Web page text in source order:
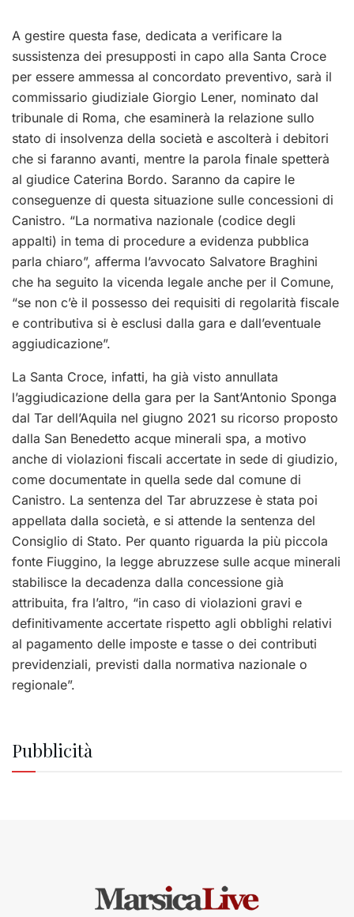
A gestire questa fase, dedicata a verificare la
sussistenza dei presupposti in capo alla Santa Croce
per essere ammessa al concordato preventivo, sarà il
commissario giudiziale Giorgio Lener, nominato dal
tribunale di Roma, che esaminerà la relazione sullo
stato di insolvenza della società e ascolterà i debitori
che si faranno avanti, mentre la parola finale spetterà
al giudice Caterina Bordo. Saranno da capire le
conseguenze di questa situazione sulle concessioni di
Canistro. “La normativa nazionale (codice degli
appalti) in tema di procedure a evidenza pubblica
parla chiaro”, afferma l’avvocato Salvatore Braghini
che ha seguito la vicenda legale anche per il Comune,
“se non c’è il possesso dei requisiti di regolarità fiscale
e contributiva si è esclusi dalla gara e dall’eventuale
aggiudicazione”.
La Santa Croce, infatti, ha già visto annullata
l’aggiudicazione della gara per la Sant’Antonio Sponga
dal Tar dell’Aquila nel giugno 2021 su ricorso proposto
dalla San Benedetto acque minerali spa, a motivo
anche di violazioni fiscali accertate in sede di giudizio,
come documentate in quella sede dal comune di
Canistro. La sentenza del Tar abruzzese è stata poi
appellata dalla società, e si attende la sentenza del
Consiglio di Stato. Per quanto riguarda la più piccola
fonte Fiuggino, la legge abruzzese sulle acque minerali
stabilisce la decadenza dalla concessione già
attribuita, fra l’altro, “in caso di violazioni gravi e
definitivamente accertate rispetto agli obblighi relativi
al pagamento delle imposte e tasse o dei contributi
previdenziali, previsti dalla normativa nazionale o
regionale”.
Pubblicità